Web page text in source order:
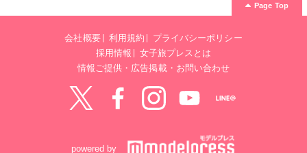
Page Top
会社概要 利用規約
プライバシーポリシー
採用情報
女子旅プレスとは
情報ご提供・広告掲載・お問い合わせ
powered by